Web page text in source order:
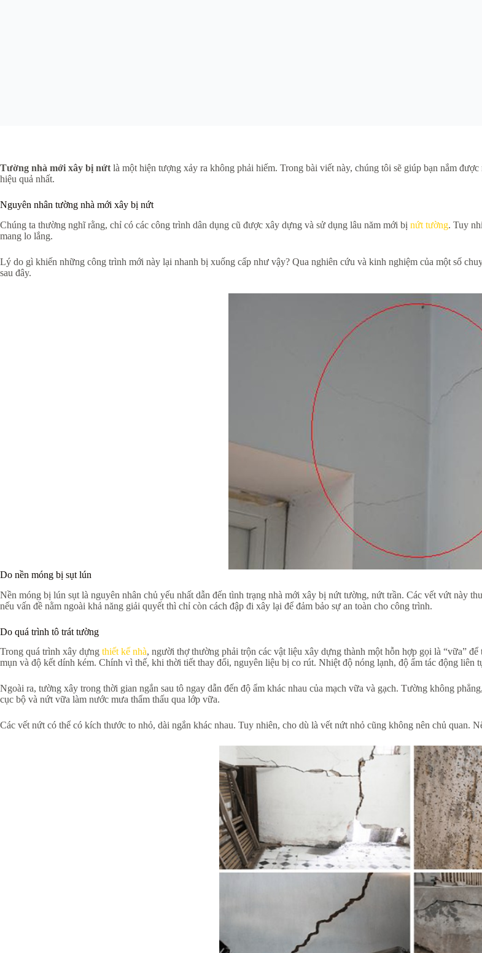
Tường nhà mới xây bị nứt là một hiện tượng xảy ra không phải hiếm. Trong bài viết này, chúng tôi sẽ giúp bạn nắm
hiệu quả nhất.
Nguyên nhân tường nhà mới xây bị nứt
Chúng ta thường nghĩ rằng, chỉ có các công trình dân dụng cũ được xây dựng và sử dụng lâu năm mới bị nứt tường. Tuy
mang lo lắng.
Lý do gì khiến những công trình mới này lại nhanh bị xuống cấp như vậy? Qua nghiên cứu và kinh nghiệm của một số
sau đây.
Do nền móng bị sụt lún
Nền móng bị lún sụt là nguyên nhân chủ yếu nhất dẫn đến tình trạng nhà mới xây bị nứt tường, nứt trần. Các vết vứt này
nếu vấn đề nằm ngoài khả năng giải quyết thì chỉ còn cách đập đi xây lại để đảm bảo sự an toàn cho công trình.
Do quá trình tô trát tường
Trong quá trình xây dựng thiết kế nhà, người thợ thường phải trộn các vật liệu xây dựng thành một hỗn hợp gọi là “vữa”
mụn và độ kết dính kém. Chính vì thế, khi thời tiết thay đổi, nguyên liệu bị co rút. Nhiệt độ nóng lạnh, độ ẩm tác động liên
Ngoài ra, tường xây trong thời gian ngắn sau tô ngay dẫn đến độ ẩm khác nhau của mạch vữa và gạch. Tường không
cục bộ và nứt vữa làm nước mưa thẩm thấu qua lớp vữa.
Các vết nứt có thể có kích thước to nhỏ, dài ngắn khác nhau. Tuy nhiên, cho dù là vết nứt nhỏ cũng không nên chủ quan.